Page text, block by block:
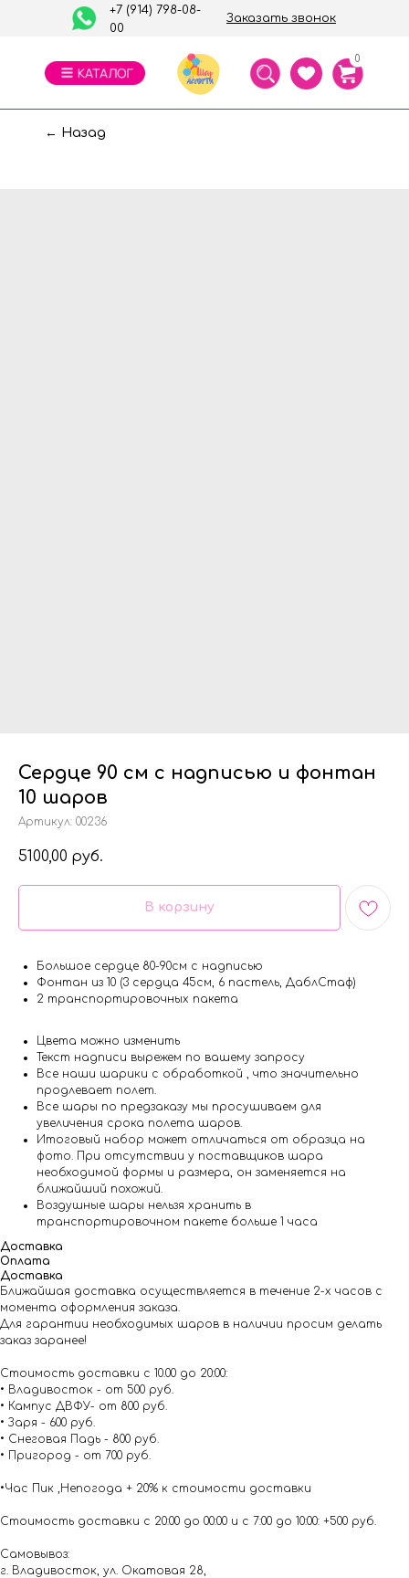
Заказать звонок
+7 (914) 798-08-
00
0
← Назад
Сердце 90 см с надписью и фонтан
10 шаров
Артикул: 00236
5100,00 руб.
В корзину
Большое сердце 80-90см с надписью
Фонтан из 10 (3 сердца 45см, 6 пастель, ДаблСтаф)
2 транспортировочных пакета
Цвета можно изменить
Текст надписи вырежем по вашему запросу
Все наши шарики с обработкой , что значительно
продлевает полет.
Все шары по предзаказу мы просушиваем для
увеличения срока полета шаров.
Итоговый набор может отличаться от образца на
фото. При отсутствии у поставщиков шара
необходимой формы и размера, он заменяется на
ближайший похожий.
Воздушные шары нельзя хранить в
транспортировочном пакете больше 1 часа
Доставка
Оплата
Доставка
Ближайшая доставка осуществляется в течение 2-х часов с
момента оформления заказа.
Для гарантии необходимых шаров в наличии просим делать
заказ заранее!
Стоимость доставки с 10.00 до 20:00:
• Владивосток - от 500 руб.
• Кампус ДВФУ- от 800 руб.
• Заря - 600 руб.
• Снеговая Падь - 800 руб.
• Пригород - от 700 руб.
•Час Пик ,Непогода + 20% к стоимости доставки
Стоимость доставки с 20:00 до 00:00 и с 7:00 до 10:00: +500 руб.
Самовывоз:
г. Владивосток, ул. Окатовая 28,